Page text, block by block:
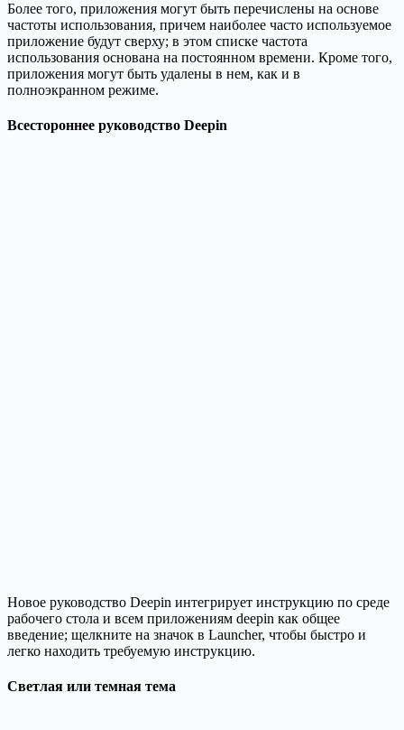
Более того, приложения могут быть перечислены на основе
частоты использования, причем наиболее часто используемое
приложение будут сверху; в этом списке частота
использования основана на постоянном времени. Кроме того,
приложения могут быть удалены в нем, как и в
полноэкранном режиме.
Всестороннее руководство Deepin
Новое руководство Deepin интегрирует инструкцию по среде
рабочего стола и всем приложениям deepin как общее
введение; щелкните на значок в Launcher, чтобы быстро и
легко находить требуемую инструкцию.
Светлая или темная тема